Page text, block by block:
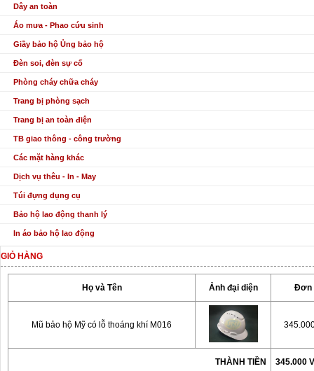
Dây an toàn
Áo mưa - Phao cứu sinh
Giầy bảo hộ Ủng bảo hộ
Đèn soi, đèn sự cố
Phòng cháy chữa cháy
Trang bị phòng sạch
Trang bị an toàn điện
TB giao thông - công trường
Các mặt hàng khác
Dịch vụ thêu - In - May
Túi đựng dụng cụ
Bảo hộ lao động thanh lý
In áo bảo hộ lao động
GIỎ HÀNG
Họ và Tên Ảnh đại diện Đơn
Mũ bảo hộ Mỹ có lỗ thoáng khí M016
THÀNH TIỀN 345.000